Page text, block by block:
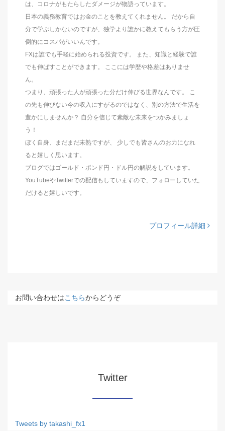
は、コロナがもたらしたダメージが物語っています。
日本の義務教育ではお金のことを教えてくれません。 だから自
分で学ぶしかないのですが、独学より誰かに教えてもらう方が圧
倒的にコスパがいいんです。
FXは誰でも手軽に始められる投資です。 また、知識と経験で誰
でも伸ばすことができます。 ここには学歴や格差はありませ
ん。
つまり、頑張った人が頑張った分だけ伸びる世界なんです。 こ
の先も伸びない今の収入にすがるのではなく、別の方法で生活を
豊かにしませんか？ 自分を信じて素敵な未来をつかみましょ
う！
ぼく自身、まだまだ未熟ですが、 少しでも皆さんのお力になれ
ると嬉しく思います。
ブログではゴールド・ポンド円・ドル円の解説をしています。
YouTubeやTwitterでの配信もしていますので、フォローしていた
だけると嬉しいです。
プロフィール詳細
お問い合わせはこちらからどうぞ
Twitter
Tweets by takashi_fx1